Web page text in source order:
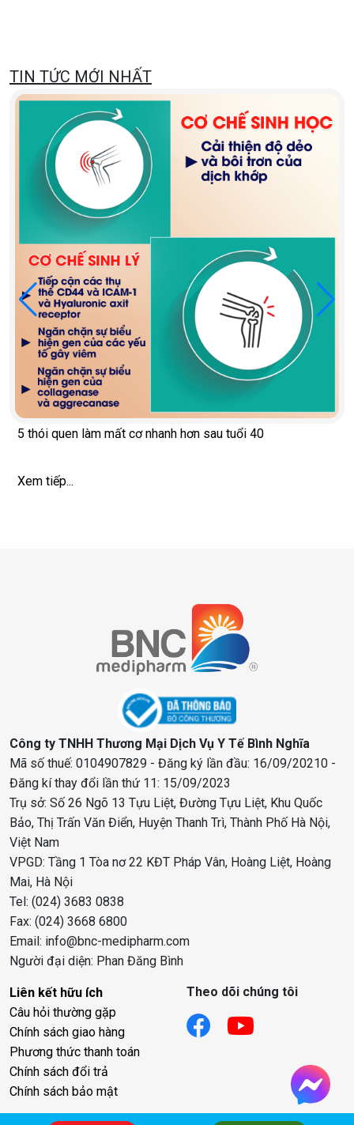
TIN TỨC MỚI NHẤT
5 thói quen làm mất cơ nhanh hơn sau tuổi 40
Xem tiếp...
Công ty TNHH Thương Mại Dịch Vụ Y Tế Bình Nghĩa
Mã số thuế: 0104907829 - Đăng ký lần đầu: 16/09/20210 -
Đăng kí thay đổi lần thứ 11: 15/09/2023
Trụ sở: Số 26 Ngõ 13 Tựu Liệt, Đường Tựu Liệt, Khu Quốc
Bảo, Thị Trấn Văn Điển, Huyện Thanh Trì, Thành Phố Hà Nội,
Việt Nam
VPGD: Tầng 1 Tòa nơ 22 KĐT Pháp Vân, Hoàng Liệt, Hoàng
Mai, Hà Nội
Tel: (024) 3683 0838
Fax: (024) 3668 6800
Email: info@bnc-medipharm.com
Người đại diện: Phan Đăng Bình
Liên kết hữu ích
Câu hỏi thường gặp
Chính sách giao hàng
Phương thức thanh toán
Chính sách đổi trả
Chính sách bảo mật
Theo dõi chúng tôi